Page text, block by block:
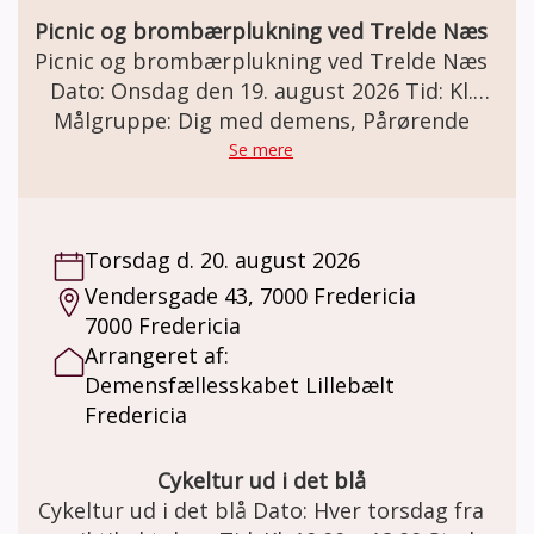
egenbetaling på udflugter.
Picnic og brombærplukning ved Trelde Næs
Picnic og brombærplukning ved Trelde Næs
Dato: Onsdag den 19. august 2026 Tid: Kl.
10.00 – 15.00 Sted: Vi mødes ved Trelde
Næsvej 290, 7000 Fredericia. Evt.
augustbær sammen! 🍇Demensfællesskabet
tilbyder mennesker med demens og
pårørende på en sensommerdag med
nærvær og ro i naturen en hyggelig og
uformel natur dag i fællesskabets tegn. Vi
har bestilt godt vejr på dagen. Vi sætter
luft og nyder den smukke natur ved Trelde
Næs. August er højsæson for vilde brombær,
Målgruppe: Dig med demens, Pårørende
Se mere
Torsdag d. 20. august 2026
Vendersgade 43, 7000 Fredericia
7000 Fredericia
Arrangeret af:
Demensfællesskabet Lillebælt
Fredericia
Cykeltur ud i det blå
Cykeltur ud i det blå Dato: Hver torsdag fra